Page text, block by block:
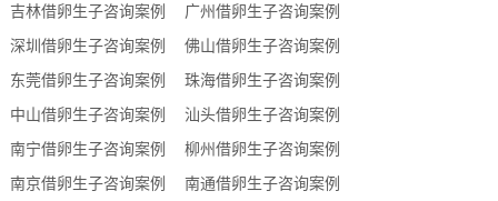
吉林借卵生子咨询案例
广州借卵生子咨询案例
深圳借卵生子咨询案例
佛山借卵生子咨询案例
东莞借卵生子咨询案例
珠海借卵生子咨询案例
中山借卵生子咨询案例
汕头借卵生子咨询案例
南宁借卵生子咨询案例
柳州借卵生子咨询案例
南京借卵生子咨询案例
南通借卵生子咨询案例